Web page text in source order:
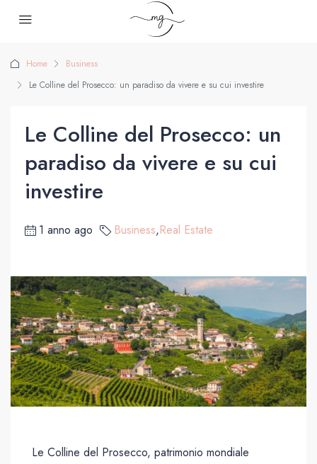
Home
Business
Le Colline del Prosecco: un paradiso da vivere e su cui investire
Le Colline del Prosecco: un
paradiso da vivere e su cui
investire
1 anno ago Business,Real Estate
Le Colline del Prosecco, patrimonio mondiale